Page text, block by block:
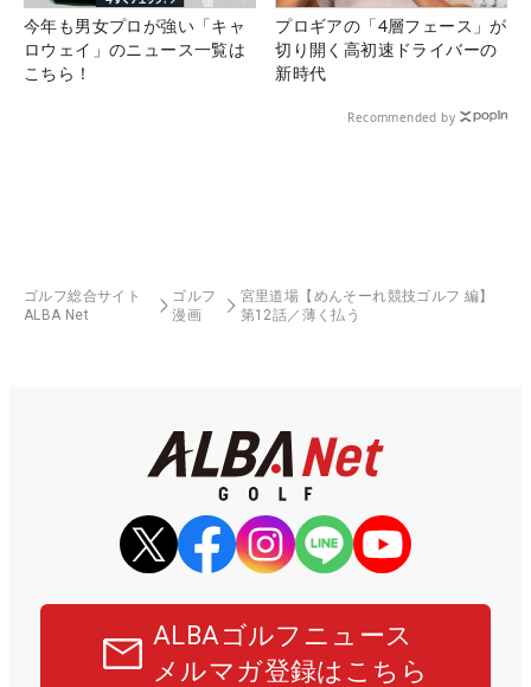
今年も男女プロが強い「キャ
ロウェイ」のニュース一覧は
こちら！
プロギアの「4層フェース」が
切り開く高初速ドライバーの
新時代
Recommended by
ゴルフ総合サイト
ALBA Net
ゴルフ
漫画
宮里道場【めんそーれ競技ゴルフ 編】
第12話／薄く払う
ALBAゴルフニュース
メルマガ登録はこちら